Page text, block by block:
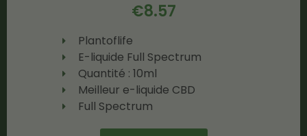
€8.57
Plantoflife
E-liquide Full Spectrum
Quantité : 10ml
Meilleur e-liquide CBD
Full Spectrum